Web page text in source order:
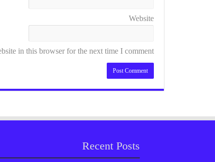
Website
in this browser for the next time I comment.
Recent Posts